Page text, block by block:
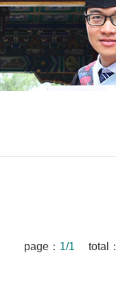
page： 1/1 total：